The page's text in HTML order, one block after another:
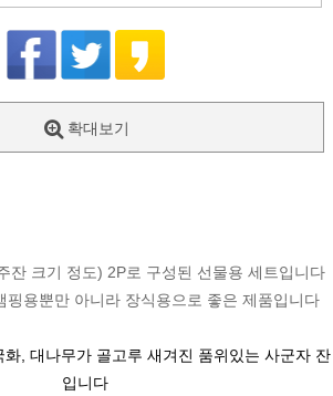
확대보기
잔 크기 정도) 2P로 구성된 선물용 세트입니다
핑용뿐만 아니라 장식용으로 좋은 제품입니다
, 대나무가 골고루 새겨진 품위있는 사군자 잔
입니다